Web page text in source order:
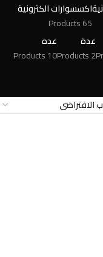
اكسسوارات الكترونية
65 Products
عدة
2 Products
عده
10 Products